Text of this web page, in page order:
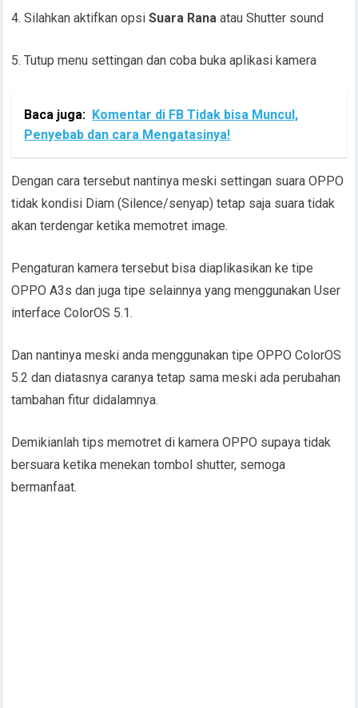
4. Silahkan aktifkan opsiSuara Rana atau Shutter sound
5. Tutup menu settingan dan coba buka aplikasi kamera
Baca juga: Komentar di FB Tidak bisa Muncul,
Penyebab dan cara Mengatasinya!
Dengan cara tersebut nantinya meski settingan suara OPPO
tidak kondisi Diam (Silence/senyap) tetap saja suara tidak
akan terdengar ketika memotret image.
Pengaturan kamera tersebut bisa diaplikasikan ke tipe
OPPO A3s dan juga tipe selainnya yang menggunakan User
interface ColorOS 5.1.
Dan nantinya meski anda menggunakan tipe OPPO ColorOS
5.2 dan diatasnya caranya tetap sama meski ada perubahan
tambahan fitur didalamnya.
Demikianlah tips memotret di kamera OPPO supaya tidak
bersuara ketika menekan tombol shutter, semoga
bermanfaat.